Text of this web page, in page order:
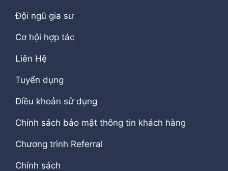
Đội ngũ gia sư
Cơ hội hợp tác
Liên Hệ
Tuyển dụng
Điều khoản sử dụng
Chính sách bảo mật thông tin khách hàng
Chương trình Referral
Chính sách